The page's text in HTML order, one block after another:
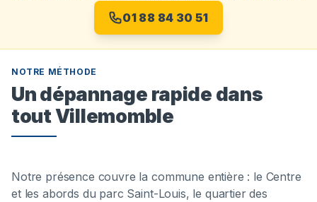
01 88 84 30 51
NOTRE MÉTHODE
Un dépannage rapide dans
tout Villemomble
Notre présence couvre la commune entière : le Centre
et les abords du parc Saint-Louis, le quartier des